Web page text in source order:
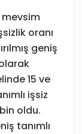
mevsim
oranı
geniş
15 ve
işsiz
oldu.
tanımlı